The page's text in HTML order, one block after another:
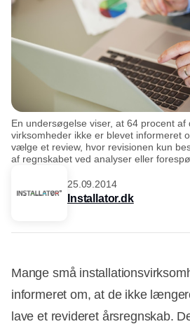
En undersøgelse viser, at 64 procent af
virksomheder ikke er blevet informeret
vælge et review, hvor revisionen kun
af regnskabet ved analyser eller
25.09.2014
Installator.dk
Mange små
informeret om, at de ikke
lave et revideret årsregnskab.